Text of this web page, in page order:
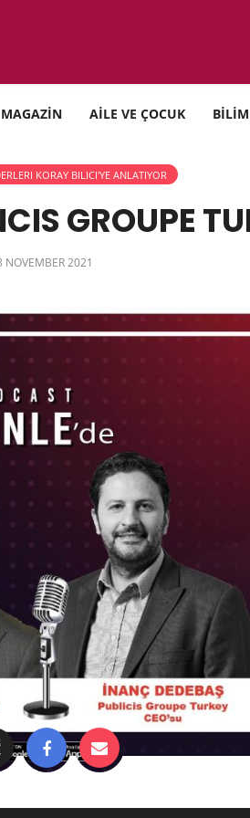
MAGAZİN AİLE VE ÇOCUK BİLİM
KORAY BILICI'YE ANLATIYOR
GROUPE
NOVEMBER 2021